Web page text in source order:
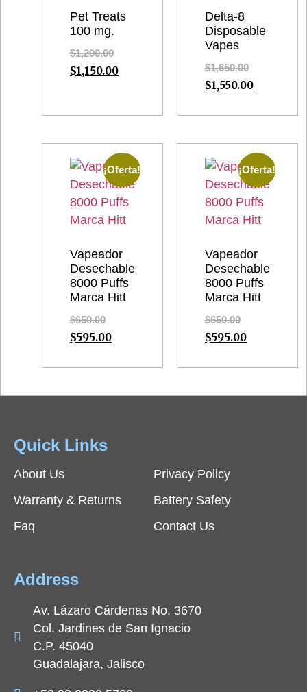
Pet Treats
100 mg.
$1,200.00
$1,150.00
Delta-8
Disposable
Vapes
$1,650.00
$1,550.00
¡Oferta!
Vapeador
Desechable
8000 Puffs
Marca Hitt
$650.00
$595.00
¡Oferta!
Vapeador
Desechable
8000 Puffs
Marca Hitt
$650.00
$595.00
Quick Links
About Us
Privacy Policy
Warranty & Returns
Battery Safety
Faq
Contact Us
Address
Av. Lázaro Cárdenas No. 3670
Col. Jardines de San Ignacio
C.P. 45040
Guadalajara, Jalisco